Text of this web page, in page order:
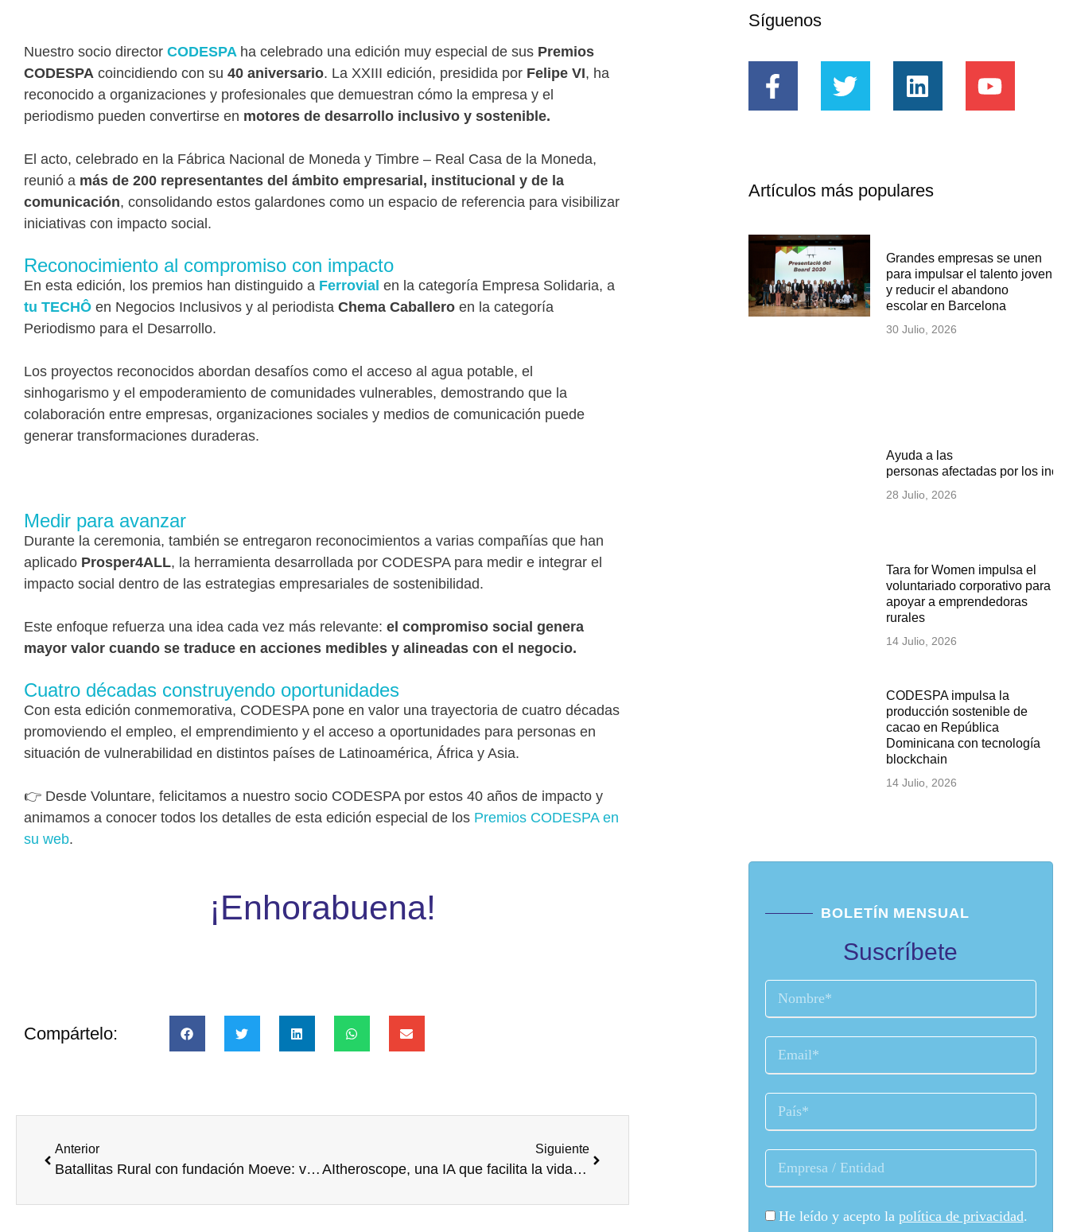
Nuestro socio director CODESPA ha celebrado una edición muy especial de sus Premios
CODESPA coincidiendo con su 40 aniversario. La XXIII edición, presidida por Felipe VI, ha
reconocido a organizaciones y profesionales que demuestran cómo la empresa y el
periodismo pueden convertirse en motores de desarrollo inclusivo y sostenible.
El acto, celebrado en la Fábrica Nacional de Moneda y Timbre – Real Casa de la Moneda,
reunió a más de 200 representantes del ámbito empresarial, institucional y de la
comunicación, consolidando estos galardones como un espacio de referencia para visibilizar
iniciativas con impacto social.
Reconocimiento al compromiso con impacto
En esta edición, los premios han distinguido a Ferrovial en la categoría Empresa Solidaria, a
tu TECHÔ en Negocios Inclusivos y al periodista Chema Caballero en la categoría
Periodismo para el Desarrollo.
Los proyectos reconocidos abordan desafíos como el acceso al agua potable, el
sinhogarismo y el empoderamiento de comunidades vulnerables, demostrando que la
colaboración entre empresas, organizaciones sociales y medios de comunicación puede
generar transformaciones duraderas.
Medir para avanzar
Durante la ceremonia, también se entregaron reconocimientos a varias compañías que han
aplicado Prosper4ALL, la herramienta desarrollada por CODESPA para medir e integrar el
impacto social dentro de las estrategias empresariales de sostenibilidad.
Este enfoque refuerza una idea cada vez más relevante: el compromiso social genera
mayor valor cuando se traduce en acciones medibles y alineadas con el negocio.
Cuatro décadas construyendo oportunidades
Con esta edición conmemorativa, CODESPA pone en valor una trayectoria de cuatro décadas
promoviendo el empleo, el emprendimiento y el acceso a oportunidades para personas en
situación de vulnerabilidad en distintos países de Latinoamérica, África y Asia.
👉 Desde Voluntare, felicitamos a nuestro socio CODESPA por estos 40 años de impacto y
animamos a conocer todos los detalles de esta edición especial de los Premios CODESPA en
su web.
¡Enhorabuena!
Compártelo:
Anterior
Batallitas Rural con fundación Moeve: voluntariado corporativo para preservar la memoria colectiva y fortalecer el vínculo con el territorio
Siguiente
AItheroscope, una IA que facilita la vida de personas con esclerosis, ganadora de los Premios a la Innovación Social de Fundación Mapfre
Síguenos
Artículos más populares
Grandes empresas se unen
para impulsar el talento joven
y reducir el abandono
escolar en Barcelona
30 Julio, 2026
Ayuda a las
personas afectadas por los
28 Julio, 2026
Tara for Women impulsa el
voluntariado corporativo para
apoyar a emprendedoras
rurales
14 Julio, 2026
CODESPA impulsa la
producción sostenible de
cacao en República
Dominicana con tecnología
blockchain
14 Julio, 2026
BOLETÍN MENSUAL
Suscríbete
He leído y acepto la política de privacidad.